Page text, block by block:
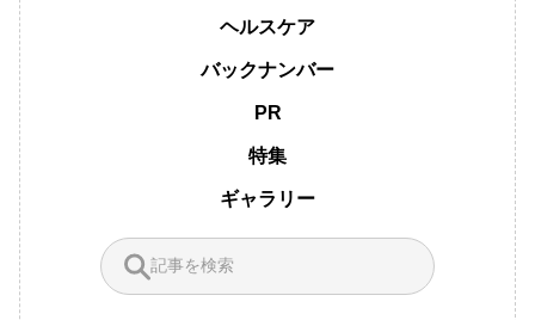
ヘルスケア
バックナンバー
PR
特集
ギャラリー